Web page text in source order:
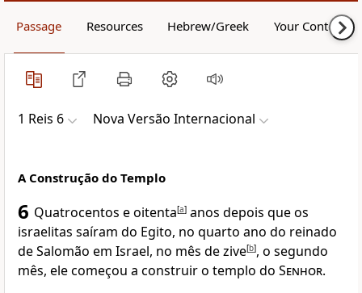
Passage Resources Hebrew/Greek Your Content
1 Reis 6 Nova Versão Internacional
A Construção do Templo
6 Quatrocentos e oitenta[a] anos depois que os
israelitas saíram do Egito, no quarto ano do reinado
de Salomão em Israel, no mês de zive[b], o segundo
mês, ele começou a construir o templo do Senhor.